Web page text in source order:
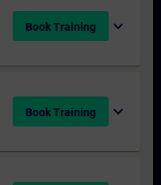
Book Training expand_more
Book Training expand_more